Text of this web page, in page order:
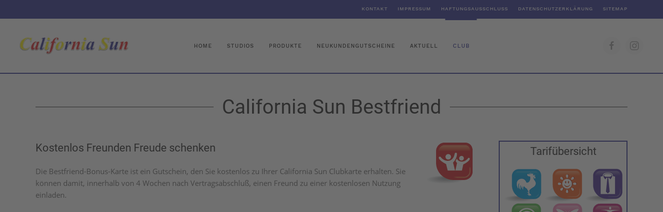
KONTAKT IMPRESSUM HAFTUNGSAUSSCHLUSS DATENSCHUTZERKLÄRUNG SITEMAP
HOME STUDIOS PRODUKTE NEUKUNDENGUTSCHEINE AKTUELL CLUB
California Sun Bestfriend
Kostenlos Freunden Freude schenken
Die Bestfriend-Bonus-Karte ist ein Gutschein, den Sie kostenlos zu Ihrer California Sun Clubkarte erhalten. Sie
können damit, innerhalb von 4 Wochen nach Vertragsabschluß, einen Freund zu einer kostenlosen Nutzung
einladen.
Tarifübersicht